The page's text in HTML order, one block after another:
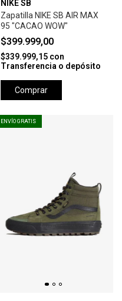
NIKE SB
Zapatilla NIKE SB AIR MAX
95 "CACAO WOW"
$399.999,00
$339.999,15 con
Transferencia o depósito
Comprar
ENVÍO GRATIS